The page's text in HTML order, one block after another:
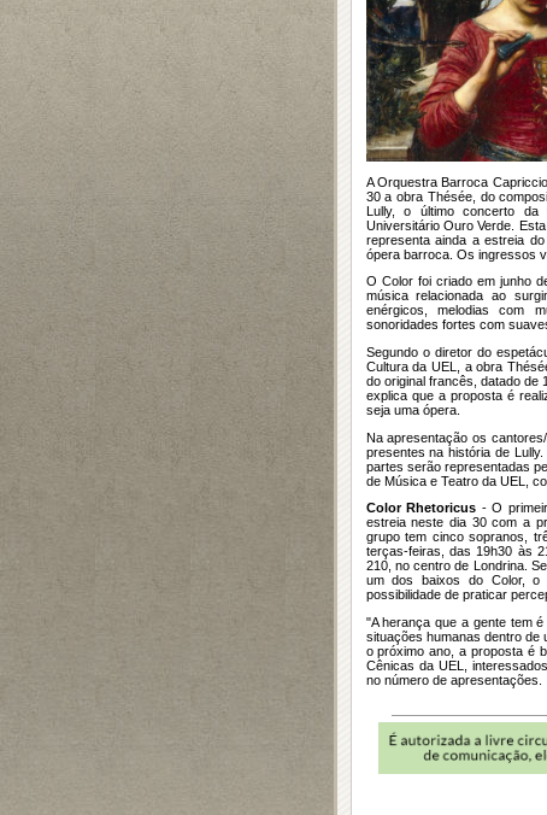
A Orquestra Barroca
30 a obra Thésée, do
Lully, o último concerto
Universitário Ouro Verde.
representa ainda a estreia
ópera barroca. Os ingressos
O Color foi criado em junho
música relacionada ao
enérgicos, melodias com
sonoridades fortes com
Segundo o diretor do
Cultura da UEL, a obra
do original francês, datado de
explica que a proposta é
seja uma ópera.
Na apresentação os
presentes na história de
partes serão representadas
de Música e Teatro da UEL,
Color Rhetoricus - O
estreia neste dia 30 com a
grupo tem cinco sopranos,
terças-feiras, das 19h30 às
210, no centro de Londrina.
um dos baixos do Color,
possibilidade de praticar
"A herança que a gente tem
situações humanas dentro de
o próximo ano, a proposta é
Cênicas da UEL,
no número de apresentações.